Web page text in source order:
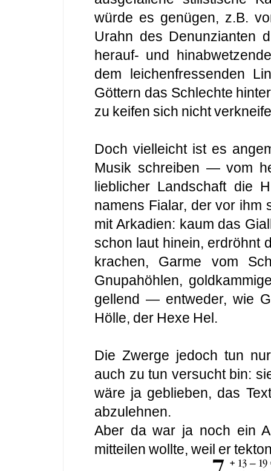
würde es genügen, z.B.
Urahn des Denunzianten
herauf- und
dem leichenfressenden
Göttern das Schlechte
zu keifen sich nicht
Doch vielleicht ist es
Musik schreiben — vom
lieblicher Landschaft die
namens Fialar, der vor
mit Arkadien: kaum das
schon laut hinein, erdröhnt
krachen, Garme vom
Gnupahöhlen,
gellend — entweder, wie
Hölle, der Hexe Hel.
Die Zwerge jedoch tun
auch zu tun versucht bin:
wäre ja geblieben, das
abzulehnen.
Aber da war ja noch ein
mitteilen wollte, weil er